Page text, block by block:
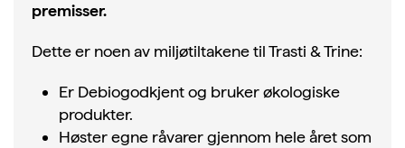
premisser.
Dette er noen av miljøtiltakene til Trasti & Trine:
Er Debiogodkjent og bruker økologiske
produkter.
Høster egne råvarer gjennom hele året som